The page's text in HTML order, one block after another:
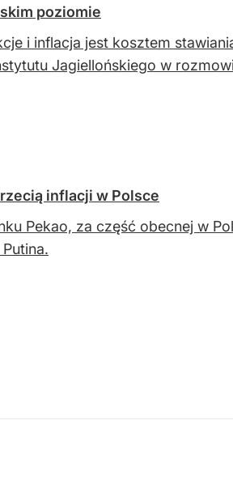
poziomie
i inflacja jest kosztem
Jagiellońskiego w
inflacji w Polsce
Pekao, za część obecnej w